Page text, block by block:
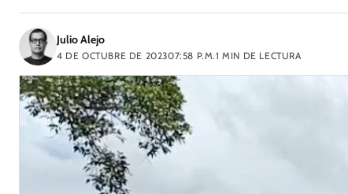
Julio Alejo
4 DE OCTUBRE DE 202307:58 P.M.1 MIN DE LECTURA